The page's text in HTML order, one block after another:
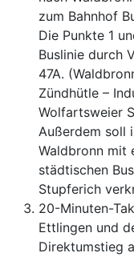
zum Bahnhof
Die Punkte 1
Buslinie durch
47A.
Zündhütle –
Wolfartsweier
Außerdem soll
Waldbronn mit
städtischen
Stupferich
20-Minuten-
Ettlingen und
Direktumstieg